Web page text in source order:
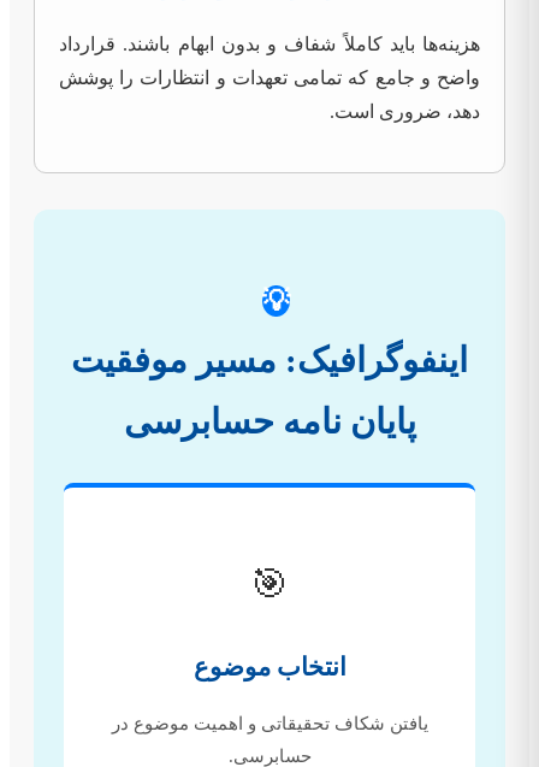
هزینه‌ها باید کاملاً شفاف و بدون ابهام باشند. قرارداد
واضح و جامع که تمامی تعهدات و انتظارات را پوشش
دهد، ضروری است.
💡
اینفوگرافیک: مسیر موفقیت
پایان نامه حسابرسی
🎯
انتخاب موضوع
یافتن شکاف تحقیقاتی و اهمیت موضوع در
حسابرسی.